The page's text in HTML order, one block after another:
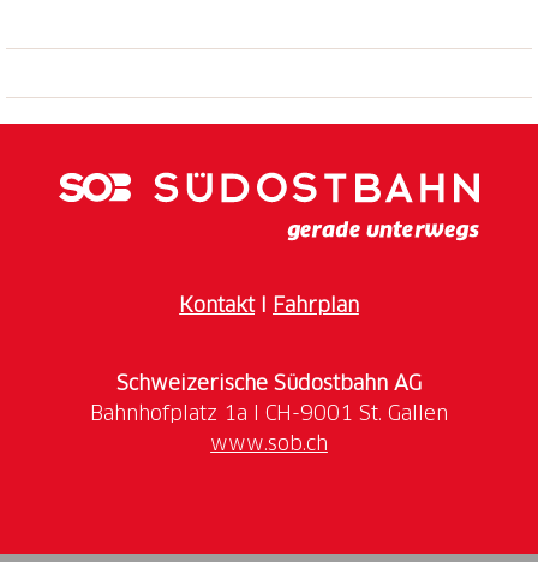
KontaktI Fahrplan
Schweizerische Südostbahn AG
www.sob.ch